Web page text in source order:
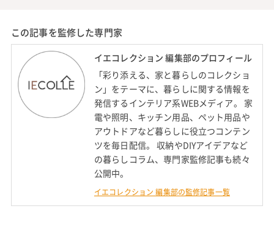
この記事を監修した専門家
イエコレクション 編集部のプロフィール
「彩り添える、家と暮らしのコレクショ
ン」をテーマに、暮らしに関する情報を
発信するインテリア系WEBメディア。 家
電や照明、キッチン用品、ペット用品や
アウトドアなど暮らしに役立つコンテン
ツを毎日配信。 収納やDIYアイデアなど
の暮らしコラム、専門家監修記事も続々
公開中。
イエコレクション 編集部の監修記事一覧